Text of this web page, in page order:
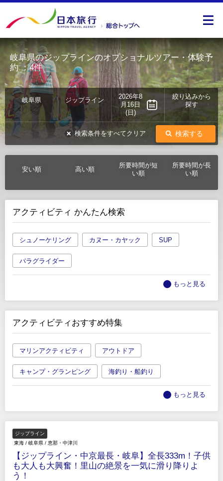
岐阜県のジップラインのオプショナルツアー・体験予
約：4件
岐阜県 ジップライン
2026年8
月16日
(日)
絞り込みから
探す
検索する
検索条件をすべてクリア
安い順 高い順
所要時間が短
い順
所要時間が長
い順
アクティビティ かんたん検索
シュノーケリング カヌー・カヤック SUP
パラグライダー
もっと見る
アクティビティおすすめ特集
マリンアクティビティ アウトドア
キャンプ・グランピング 海釣り・船釣り
もっと見る
ジップライン
東海 / 岐阜県 / 恵那・中津川
【ジップライン・中京最長・岐阜】全長333m！子供
も大人も大興奮！里山の絶景を一気に滑り降りよ
う！